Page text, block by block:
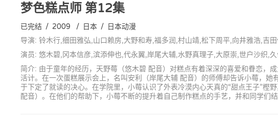
梦色糕点师 第12集
已完结 / 2009 / 日本 / 日本动漫
导演: 铃木行,细田雅弘,山口赖房,大野和寿,福多润,村山靖,松下周平,向井雅浩,吉
演员: 悠木碧,冈本信彦,滨添伸也,代永翼,岸尾大辅,水野真理子,大原崇,世户沙织,
简介: 由于童年的经历，天野莓（悠木碧 配音）对糕点有着深深的喜爱和眷恋，
活计。在一次蛋糕展示会上，名叫安利（岸尾大辅 配音）的师傅却告诉小莓，
于下定了就读的决心。在学院里，小莓认识了外表冷漠内心天真的“甜点王子”
配音）。在他们的帮助下，小莓不断的提升着自己制作糕点的手艺，并和同学们结